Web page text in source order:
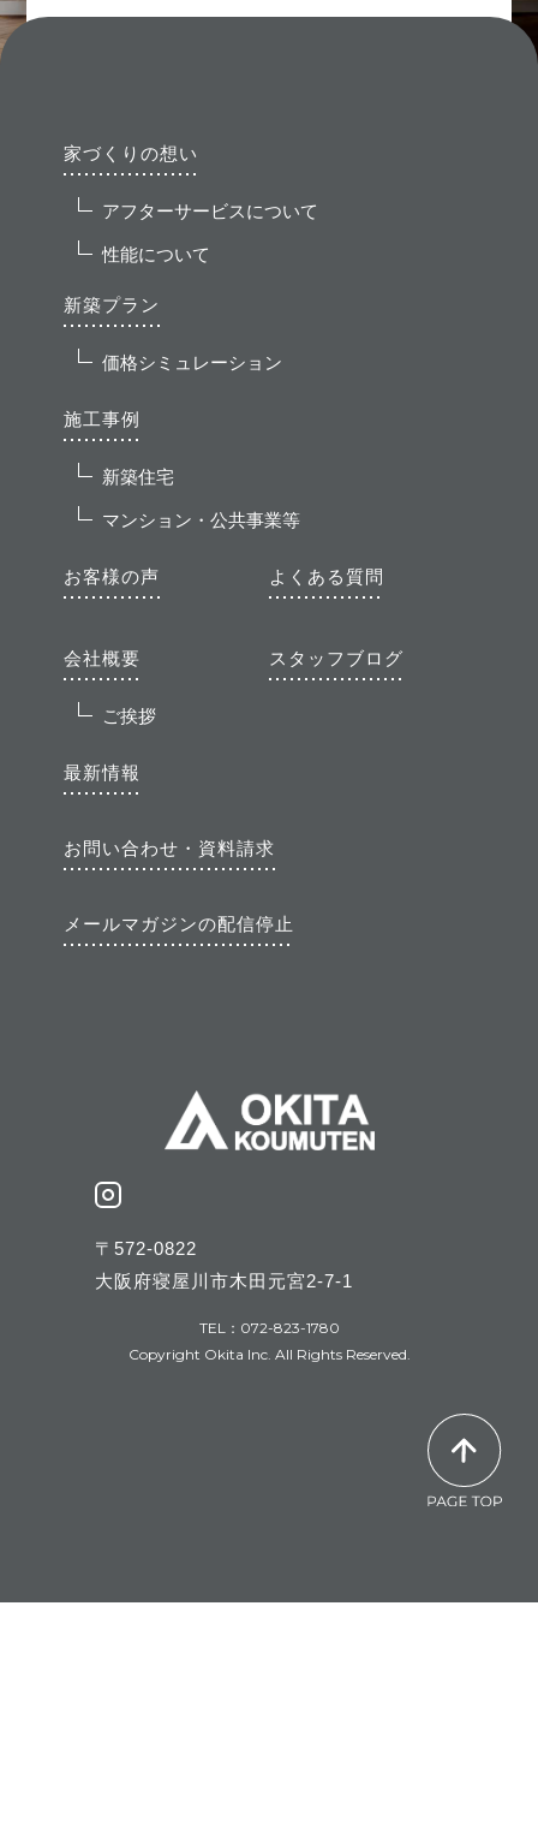
〒572-0822
大阪府寝屋川市木田元宮2-7-1
TEL：072-823-1780
Copyright Okita Inc. All Rights Reserved.
家づくりの想い
アフターサービスについて
性能について
新築プラン
価格シミュレーション
施工事例
新築住宅
マンション・公共事業等
お客様の声 よくある質問
会社概要
ご挨拶
スタッフブログ
最新情報
お問い合わせ・資料請求
メールマガジンの配信停止